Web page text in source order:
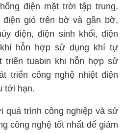
điện mặt trời tập trung,
gió trên bờ và gần bờ,
điện, điện sinh khối, điện
hỗn hợp sử dụng khí tự
triển tuabin khi hỗn hợp sử
triển công nghệ nhiệt điện
tới hạn.
quá trình công nghiệp và sử
công nghệ tốt nhất để giảm